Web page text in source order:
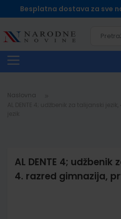
Besplatna dostava za sve
Naslovna
AL DENTE 4;
4. razred gimnazija,